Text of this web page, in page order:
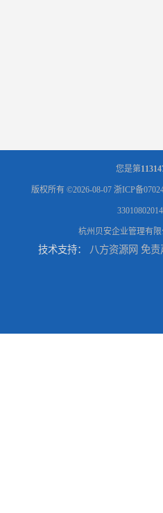
您是第
版权所有 ©2026-08-07 浙ICP备
杭州贝安企业管理有限
技术支持： 八方资源网 免责